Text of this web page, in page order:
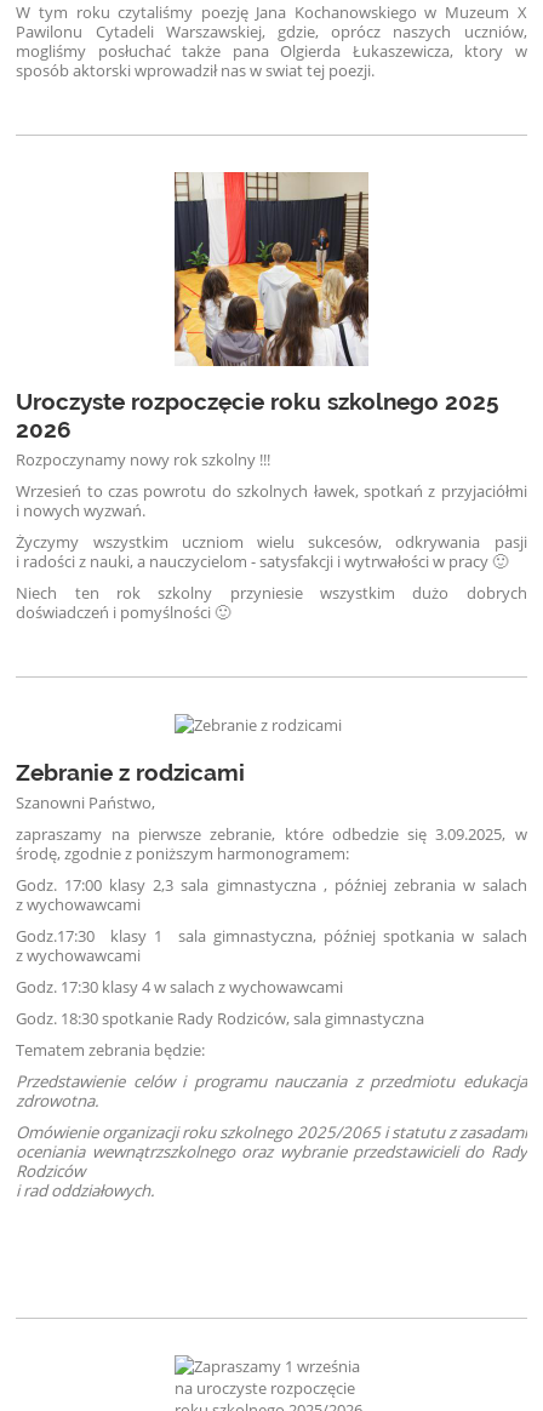
W tym roku czytaliśmy poezję Jana Kochanowskiego w Muzeum X
Pawilonu Cytadeli Warszawskiej, gdzie, oprócz naszych uczniów,
mogliśmy posłuchać także pana Olgierda Łukaszewicza, ktory w
sposób aktorski wprowadził nas w swiat tej poezji.
Uroczyste rozpoczęcie roku szkolnego 2025
2026
Rozpoczynamy nowy rok szkolny !!!
Wrzesień to czas powrotu do szkolnych ławek, spotkań z przyjaciółmi
i nowych wyzwań.
Życzymy wszystkim uczniom wielu sukcesów, odkrywania pasji
i radości z nauki, a nauczycielom - satysfakcji i wytrwałości w pracy 🙂
Niech ten rok szkolny przyniesie wszystkim dużo dobrych
doświadczeń i pomyślności 🙂
Zebranie z rodzicami
Szanowni Państwo,
zapraszamy na pierwsze zebranie, które odbedzie się 3.09.2025, w
środę, zgodnie z poniższym harmonogramem:
Godz. 17:00 klasy 2,3 sala gimnastyczna , później zebrania w salach
z wychowawcami
Godz.17:30 klasy 1 sala gimnastyczna, później spotkania w salach
z wychowawcami
Godz. 17:30 klasy 4 w salach z wychowawcami
Godz. 18:30 spotkanie Rady Rodziców, sala gimnastyczna
Tematem zebrania będzie:
Przedstawienie celów i programu nauczania z przedmiotu edukacja
zdrowotna.
Omówienie organizacji roku szkolnego 2025/2065 i statutu z zasadami
oceniania wewnątrzszkolnego oraz wybranie przedstawicieli do Rady
Rodziców
i rad oddziałowych.